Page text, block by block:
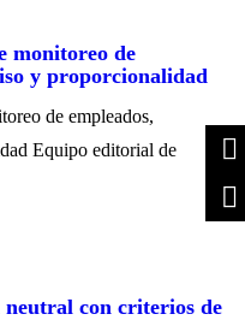
monitoreo de
y proporcionalidad
de empleados,
Equipo editorial de
con criterios de